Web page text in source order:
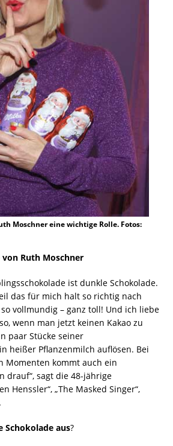
Moschner eine wichtige Rolle. Fotos:
von Ruth Moschner
ist dunkle Schokolade.
das für mich halt so richtig nach
vollmundig – ganz toll! Und ich liebe
wenn man jetzt keinen Kakao zu
paar Stücke seiner
heißer Pflanzenmilch auflösen. Bei
Momenten kommt auch ein
drauf“, sagt die 48-jährige
Henssler“, „The Masked Singer“,
Schokolade aus?